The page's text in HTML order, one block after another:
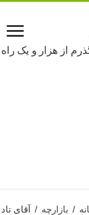
از هزار و یک راه
/ بازارچه / آقای تاد